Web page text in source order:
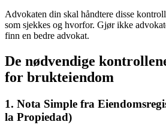
Advokaten din skal håndtere disse
som sjekkes og hvorfor. Gjør ikke
finn en bedre advokat.
De nødvendige
for brukteiendom
1. Nota Simple fra
la Propiedad)